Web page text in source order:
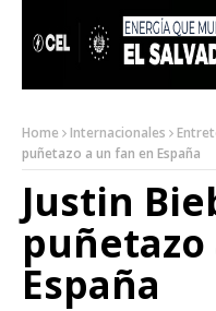
Home Internacionales
puñetazo a un fan en España
Justin
España